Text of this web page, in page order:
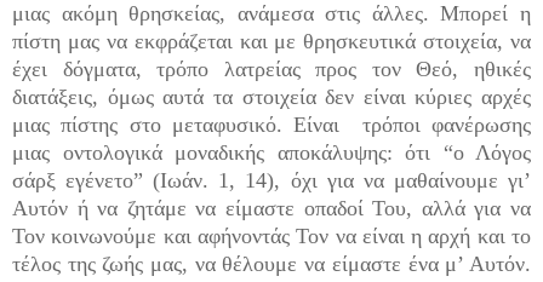
μιας ακόμη θρησκείας, ανάμεσα στις άλλες. Μπορεί η
πίστη μας να εκφράζεται και με θρησκευτικά στοιχεία, να
έχει δόγματα, τρόπο λατρείας προς τον Θεό, ηθικές
διατάξεις, όμως αυτά τα στοιχεία δεν είναι κύριες αρχές
μιας πίστης στο μεταφυσικό. Είναι τρόποι φανέρωσης
μιας οντολογικά μοναδικής αποκάλυψης: ότι “ο Λόγος
σάρξ εγένετο” (Ιωάν. 1, 14), όχι για να μαθαίνουμε γι’
Αυτόν ή να ζητάμε να είμαστε οπαδοί Του, αλλά για να
Τον κοινωνούμε και αφήνοντάς Τον να είναι η αρχή και το
τέλος της ζωής μας, να θέλουμε να είμαστε ένα μ’ Αυτόν.